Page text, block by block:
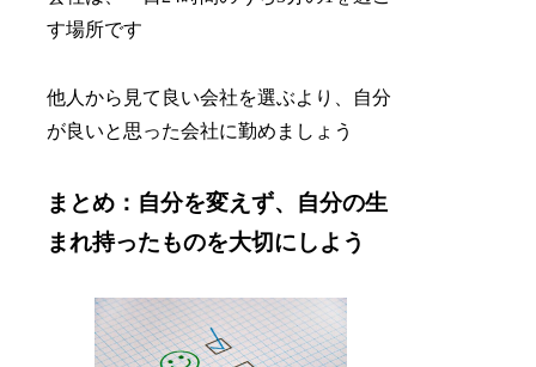
す場所です
他人から見て良い会社を選ぶより、自分
が良いと思った会社に勤めましょう
まとめ：自分を変えず、自分の生
まれ持ったものを大切にしよう